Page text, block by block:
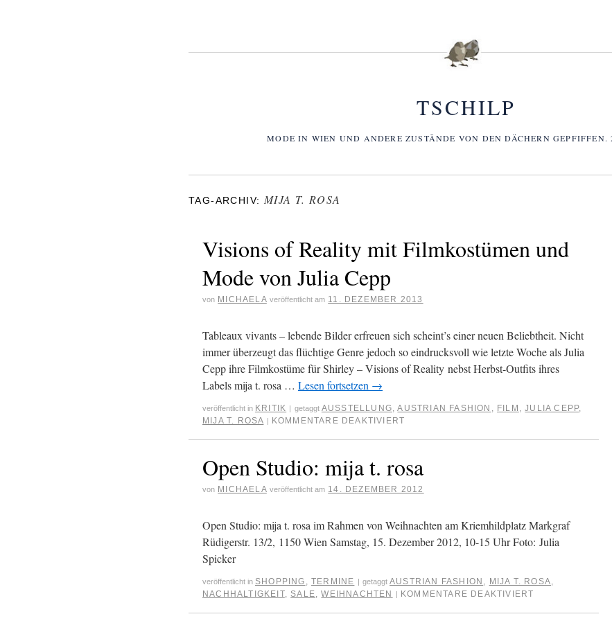
TSCHILP
MODE IN WIEN UND ANDERE ZUSTÄNDE VON DEN DÄCHERN GEPFIFFEN.
TAG-ARCHIV: MIJA T. ROSA
Visions of Reality mit Filmkostümen und
Mode von Julia Cepp
von MICHAELA veröffentlicht am 11. DEZEMBER 2013
Tableaux vivants – lebende Bilder erfreuen sich scheint’s einer neuen Beliebtheit. Nicht
immer überzeugt das flüchtige Genre jedoch so eindrucksvoll wie letzte Woche als Julia
Cepp ihre Filmkostüme für Shirley – Visions of Reality nebst Herbst-Outfits ihres
Labels mija t. rosa … Lesen fortsetzen →
veröffentlicht in KRITIK | getaggt AUSSTELLUNG,AUSTRIAN FASHION , FILM ,JULIA CEPP,
MIJA T. ROSA | KOMMENTARE DEAKTIVIERT
Open Studio: mija t. rosa
von MICHAELA veröffentlicht am 14. DEZEMBER 2012
Open Studio: mija t. rosa im Rahmen von Weihnachten am Kriemhildplatz Markgraf
Rüdigerstr. 13/2, 1150 Wien Samstag, 15. Dezember 2012, 10-15 Uhr Foto: Julia
Spicker
veröffentlicht in SHOPPING ,TERMINE | getaggt AUSTRIAN FASHION , MIJA T. ROSA,
NACHHALTIGKEIT, SALE,WEIHNACHTEN | KOMMENTARE DEAKTIVIERT